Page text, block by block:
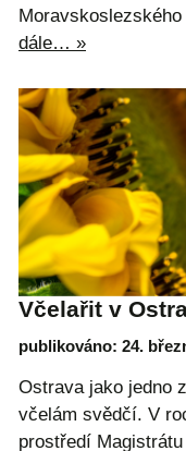
dále… »
Včelařit v
publikováno: 24.
Ostrava jako jedno
včelám svědčí. V
prostředí